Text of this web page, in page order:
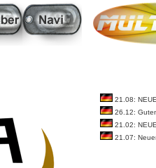
21.08:
26.12:
21.02:
21.07: